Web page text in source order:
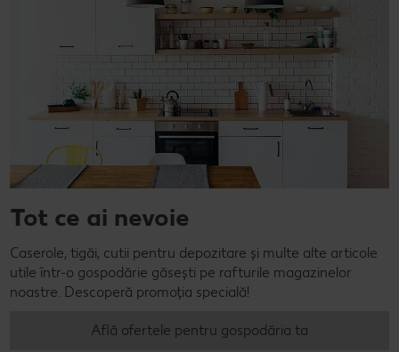
Tot ce ai nevoie
Caserole, tigăi, cutii pentru depozitare și multe alte articole
utile într-o gospodărie găsești pe rafturile magazinelor
noastre. Descoperă promoția specială!
Află ofertele pentru gospodăria ta